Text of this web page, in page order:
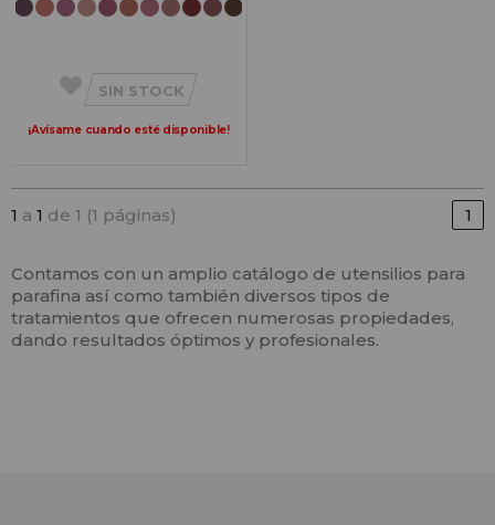
SIN STOCK
¡Avísame cuando esté disponible!
1 a 1 de 1 (1 páginas) 1
Contamos con un amplio catálogo de utensilios para
parafina así como también diversos tipos de
tratamientos que ofrecen numerosas propiedades,
dando resultados óptimos y profesionales.